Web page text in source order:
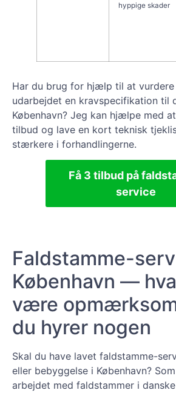
hyppige skader
Har du brug for hjælp til at
udarbejdet en kravspecifikation til
København? Jeg kan hjælpe med
tilbud og lave en kort teknisk
stærkere i forhandlingerne.
Få 3 tilbud på
service
Faldstamme-
København —
være
du hyrer nogen
Skal du have lavet faldstamme-
eller bebyggelse i København?
arbejdet med faldstammer i